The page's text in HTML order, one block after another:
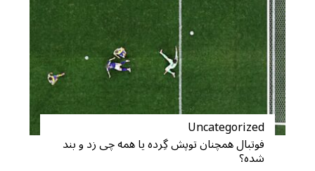
Uncategorized
فوتبال همچنان توپش گِرده یا همه چی زد و بند
شده؟